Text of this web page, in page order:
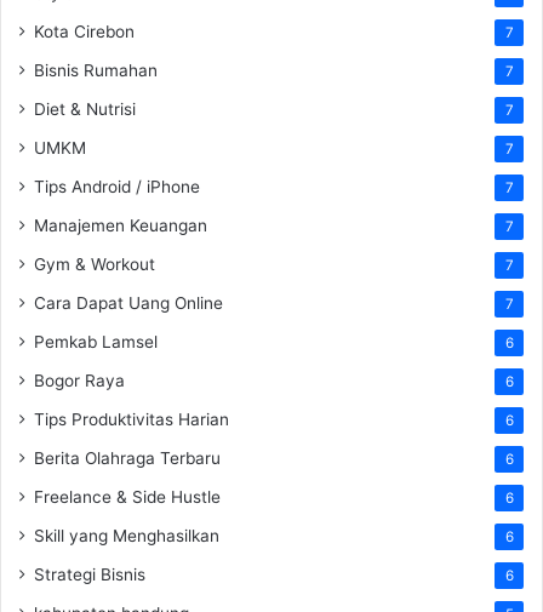
Kota Cirebon 7
Bisnis Rumahan 7
Diet & Nutrisi 7
UMKM 7
Tips Android / iPhone 7
Manajemen Keuangan 7
Gym & Workout 7
Cara Dapat Uang Online 7
Pemkab Lamsel 6
Bogor Raya 6
Tips Produktivitas Harian 6
Berita Olahraga Terbaru 6
Freelance & Side Hustle 6
Skill yang Menghasilkan 6
Strategi Bisnis 6